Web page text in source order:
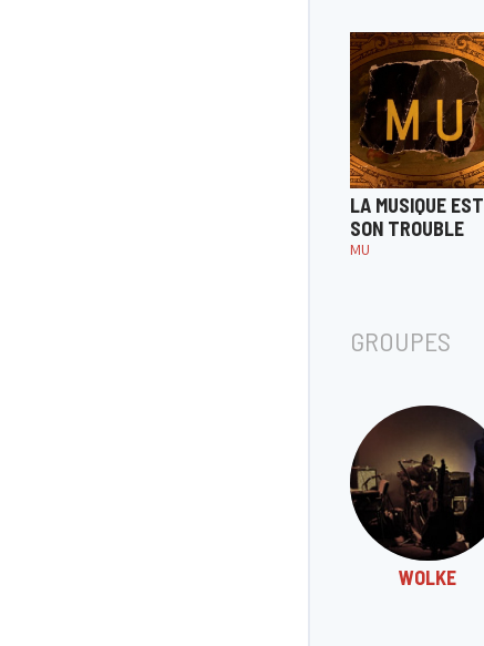
LA MUSIQUE EST
SON TROUBLE
MU
GROUPES
WOLKE